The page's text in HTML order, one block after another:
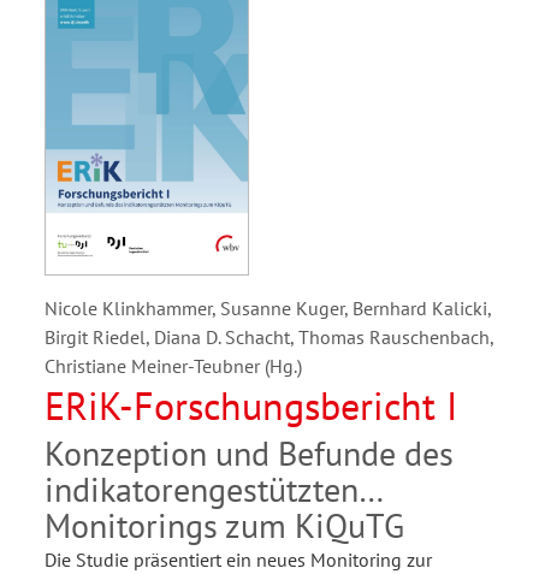
Nicole Klinkhammer, Susanne Kuger, Bernhard Kalicki,
Birgit Riedel, Diana D. Schacht, Thomas Rauschenbach,
Christiane Meiner-Teubner (Hg.)
ERiK-Forschungsbericht I
Konzeption und Befunde des
indikatorengestützten
Monitorings zum KiQuTG
Die Studie präsentiert ein neues Monitoring zur